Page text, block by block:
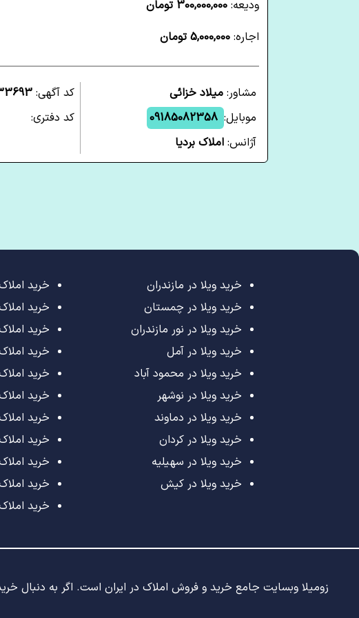
ودیعه: 300,000,000 تومان
اجاره: 5,000,000 تومان
مشاور: میلاد خزائی
موبایل: 09185082358
آژانس: املاک بردیا
کد آگهی:
کد دفتری:
خرید ویلا در مازندران
خرید ویلا در چمستان
خرید ویلا در نور مازندران
خرید ویلا در آمل
خرید ویلا در محمود آباد
خرید ویلا در نوشهر
خرید ویلا در دماوند
خرید ویلا در کردان
خرید ویلا در سهیلیه
خرید ویلا در کیش
خرید
خرید
خرید
خرید
خرید
خرید
خرید
خرید
خرید
خرید
خرید
زومیلا وبسایت جامع خرید و فروش املاک در ایران است. اگر به دنبال